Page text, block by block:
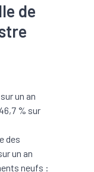
de
un an
% sur
des
un an
neufs :